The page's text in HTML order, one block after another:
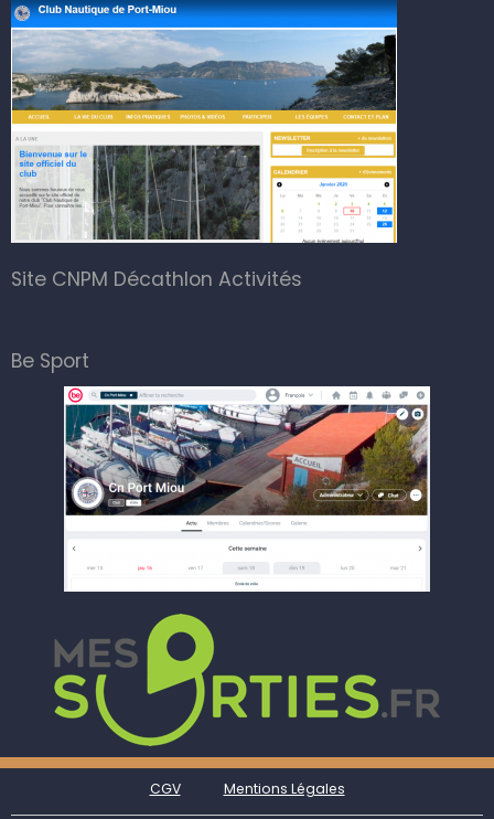
Site CNPM Décathlon Activités
Be Sport
CGV Mentions Légales